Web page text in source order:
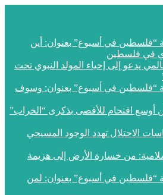
من مجلة “فلسطين في أسبوع” بعنوان: أين
في فلسطين
يدعو إلى إحياء المولد النبوي تحت
من مجلة “فلسطين في أسبوع” بعنوان: وسوف
أوسع اقتحام للأقصى بذكرى “الخراب”
الاحتلال تهدد الوجود المسيحي
من خسارة الأرض إلى هزيمة
من مجلة “فلسطين في أسبوع” بعنوان: لمن